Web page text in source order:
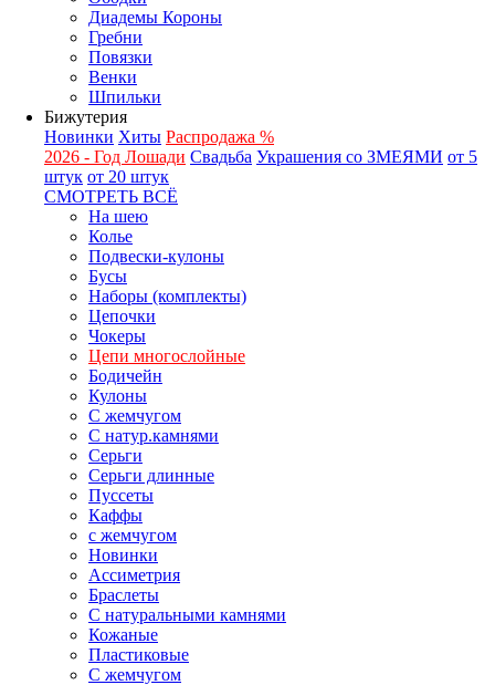
Диадемы Короны
Гребни
Повязки
Венки
Шпильки
Бижутерия
Новинки Хиты Распродажа %
2026 - Год Лошади Свадьба Украшения со ЗМЕЯМИ от 5
штук от 20 штук
СМОТРЕТЬ ВСЁ
На шею
Колье
Подвески-кулоны
Бусы
Наборы (комплекты)
Цепочки
Чокеры
Цепи многослойные
Бодичейн
Кулоны
С жемчугом
С натур.камнями
Серьги
Серьги длинные
Пуссеты
Каффы
с жемчугом
Новинки
Ассиметрия
Браслеты
С натуральными камнями
Кожаные
Пластиковые
С жемчугом